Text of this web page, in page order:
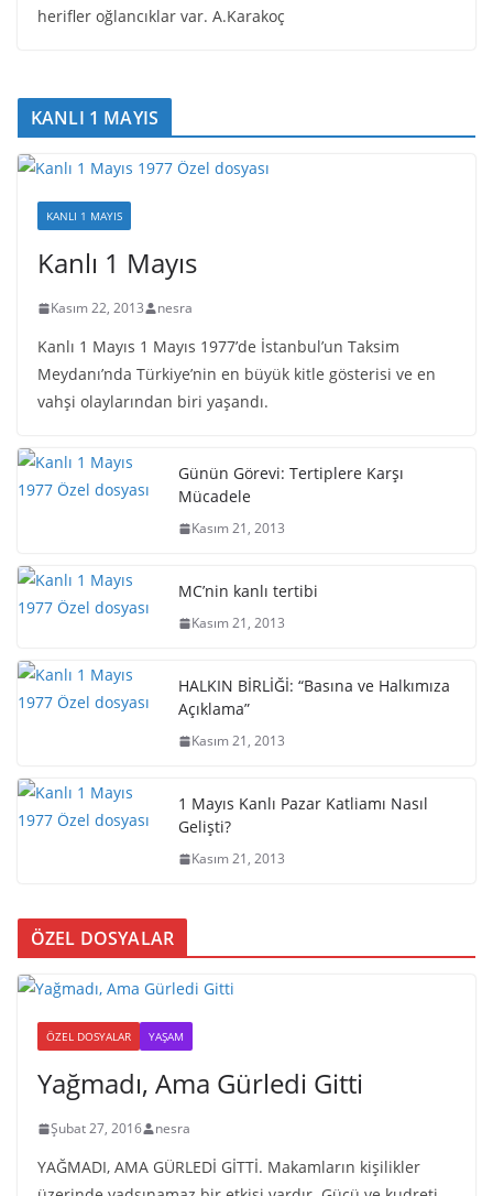
herifler oğlancıklar var. A.Karakoç
KANLI 1 MAYIS
KANLI 1 MAYIS
Kanlı 1 Mayıs
Kasım 22, 2013 nesra
Kanlı 1 Mayıs 1 Mayıs 1977’de İstanbul’un Taksim
Meydanı’nda Türkiye’nin en büyük kitle gösterisi ve en
vahşi olaylarından biri yaşandı.
Günün Görevi: Tertiplere Karşı
Mücadele
Kasım 21, 2013
MC’nin kanlı tertibi
Kasım 21, 2013
HALKIN BİRLİĞİ: “Basına ve Halkımıza
Açıklama”
Kasım 21, 2013
1 Mayıs Kanlı Pazar Katliamı Nasıl
Gelişti?
Kasım 21, 2013
ÖZEL DOSYALAR
ÖZEL DOSYALAR YAŞAM
Yağmadı, Ama Gürledi Gitti
Şubat 27, 2016 nesra
YAĞMADI, AMA GÜRLEDİ GİTTİ. Makamların kişilikler